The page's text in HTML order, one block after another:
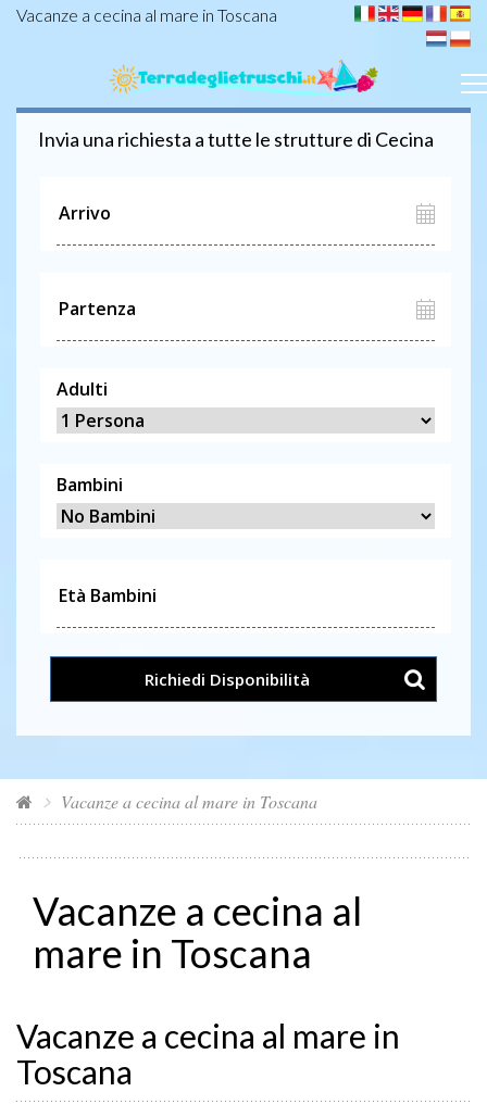
Vacanze a cecina al mare in Toscana
Invia una richiesta a tutte le strutture di Cecina
Adulti
Bambini
Richiedi Disponibilità
Vacanze a cecina al mare in Toscana
Vacanze a cecina al
mare in Toscana
Vacanze a cecina al mare in
Toscana